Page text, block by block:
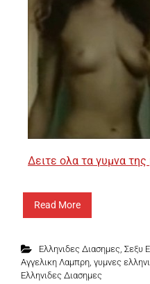
Δειτε ολα τα γυμνα
Read More
Ελληνιδες Διασημες, Σεξυ
Αγγελικη Λαμπρη γυμνες
Ελληνιδες Διασημες